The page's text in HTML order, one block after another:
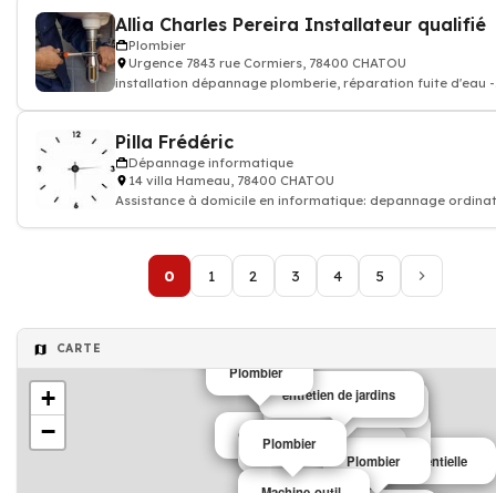
Allia Charles Pereira Installateur qualifié
Plombier
Urgence 7843 rue Cormiers, 78400 CHATOU
installation dépannage plomberie, réparation fuite d'eau -
Pilla Frédéric
Dépannage informatique
14 villa Hameau, 78400 CHATOU
Assistance à domicile en informatique: depannage
0 1 2 3 4 5
CARTE
Travaux publics
Cinéma
Communication événementielle
Bar café
Agence immobilière
Production de films
Plombier
entretien de jardins
entretien de jardins
Plombier
Plombier
+
−